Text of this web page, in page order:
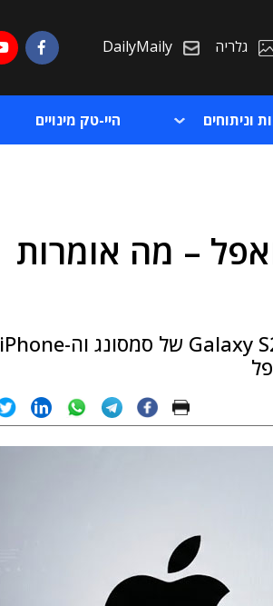
גלריה DailyMaily
וניתוחים היי-טק מינויים
– מה אומרות
אתרי הדלפות פרסמו בימים האחרונים מידע על ה-Galaxy S26 FE של סמסונג וה-iPhone